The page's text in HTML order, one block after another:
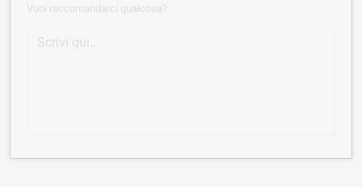
Vuoi raccomandarci qualcosa?